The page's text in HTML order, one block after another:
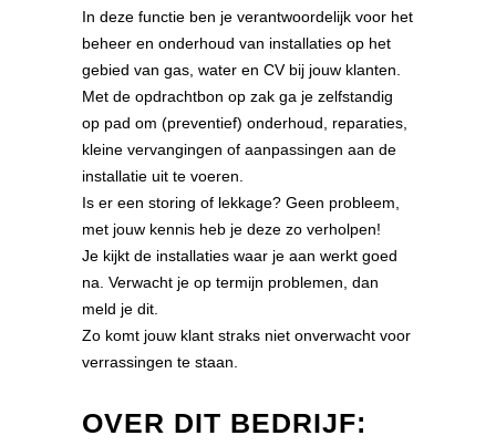
In deze functie ben je verantwoordelijk voor het
beheer en onderhoud van installaties op het
gebied van gas, water en CV bij jouw klanten.
Met de opdrachtbon op zak ga je zelfstandig
op pad om (preventief) onderhoud, reparaties,
kleine vervangingen of aanpassingen aan de
installatie uit te voeren.
Is er een storing of lekkage? Geen probleem,
met jouw kennis heb je deze zo verholpen!
Je kijkt de installaties waar je aan werkt goed
na. Verwacht je op termijn problemen, dan
meld je dit.
Zo komt jouw klant straks niet onverwacht voor
verrassingen te staan.
OVER DIT BEDRIJF: